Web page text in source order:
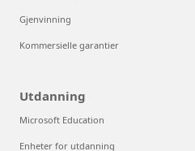
Gjenvinning
Kommersielle garantier
Utdanning
Microsoft Education
Enheter for utdanning